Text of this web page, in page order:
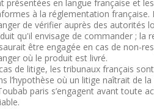
présentées en langue française et
à la réglementation
de vérifier auprès des autorités
qu'il envisage de commander ; la
être engagée en cas de non-
où le produit est livré.
de litige, les tribunaux français
l’hypothèse où un litige naîtrait de
paris s’engagent avant toute